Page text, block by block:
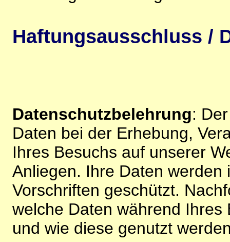
Haftungsausschluss /
Datenschutzbelehrung:
Daten bei der Erhebung,
Ihres Besuchs auf unserer
Anliegen. Ihre Daten
Vorschriften geschützt.
welche Daten während
und wie diese genutzt